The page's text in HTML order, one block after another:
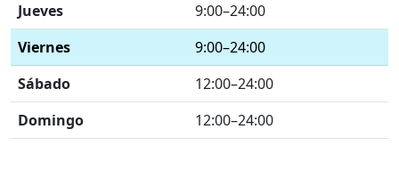
Jueves
9:00–24:00
Viernes
9:00–24:00
Sábado
12:00–24:00
Domingo
12:00–24:00